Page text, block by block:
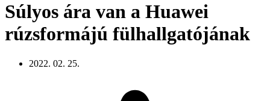
Súlyos ára van a Huawei
rúzsformájú fülhallgatójának
2022. 02. 25.